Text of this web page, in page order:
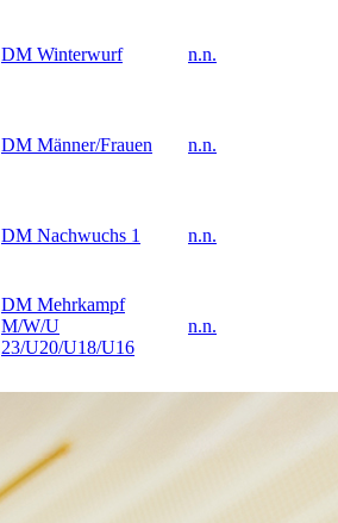
DM Winterwurf n.n.
DM Männer/Frauen n.n.
DM Nachwuchs 1 n.n.
DM Mehrkampf
M/W/U
23/U20/U18/U16
n.n.